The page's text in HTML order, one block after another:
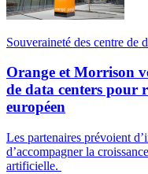
Souveraineté des centre de
Orange et Morrison
de data centers pour
européen
Les partenaires prévoient
d’accompagner la
artificielle.